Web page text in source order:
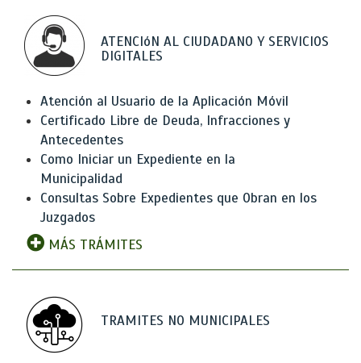
ATENCIóN AL CIUDADANO Y SERVICIOS
DIGITALES
Atención al Usuario de la Aplicación Móvil
Certificado Libre de Deuda, Infracciones y
Antecedentes
Como Iniciar un Expediente en la
Municipalidad
Consultas Sobre Expedientes que Obran en los
Juzgados
MÁS TRÁMITES
TRAMITES NO MUNICIPALES